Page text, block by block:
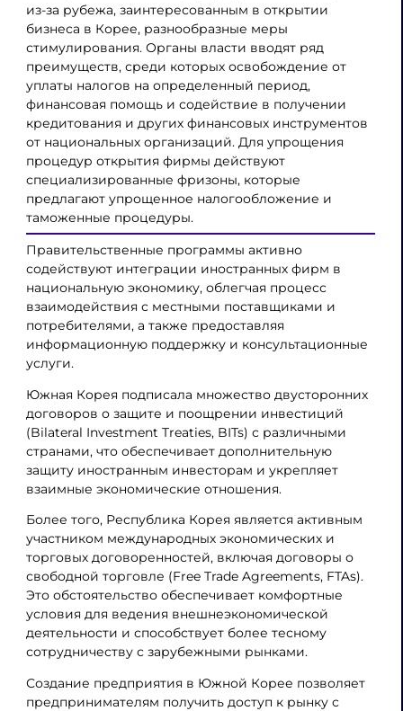
из-за рубежа, заинтересованным в открытии
бизнеса в Корее, разнообразные меры
стимулирования. Органы власти вводят ряд
преимуществ, среди которых освобождение от
уплаты налогов на определенный период,
финансовая помощь и содействие в получении
кредитования и других финансовых инструментов
от национальных организаций. Для упрощения
процедур открытия фирмы действуют
специализированные фризоны, которые
предлагают упрощенное налогообложение и
таможенные процедуры.
Правительственные программы активно
содействуют интеграции иностранных фирм в
национальную экономику, облегчая процесс
взаимодействия с местными поставщиками и
потребителями, а также предоставляя
информационную поддержку и консультационные
услуги.
Южная Корея подписала множество двусторонних
договоров о защите и поощрении инвестиций
(Bilateral Investment Treaties, BITs) с различными
странами, что обеспечивает дополнительную
защиту иностранным инвесторам и укрепляет
взаимные экономические отношения.
Более того, Республика Корея является активным
участником международных экономических и
торговых договоренностей, включая договоры о
свободной торговле (Free Trade Agreements, FTAs).
Это обстоятельство обеспечивает комфортные
условия для ведения внешнеэкономической
деятельности и способствует более тесному
сотрудничеству с зарубежными рынками.
Создание предприятия в Южной Корее позволяет
предпринимателям получить доступ к рынку с